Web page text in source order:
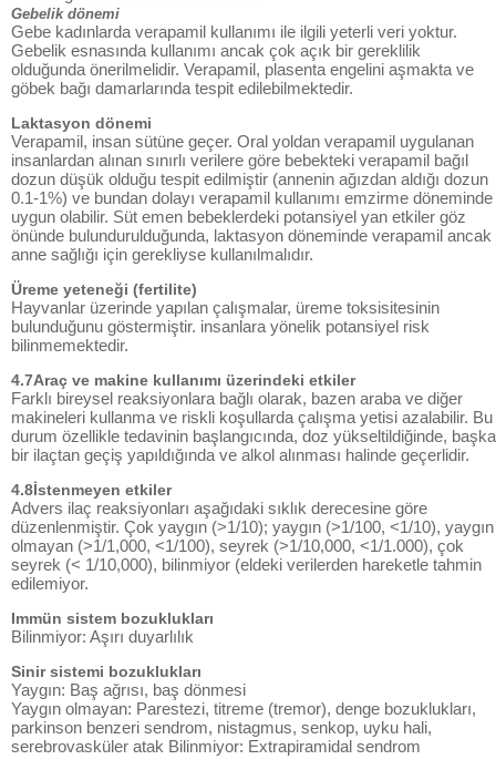
Gebelik dönemi
Gebe kadınlarda verapamil kullanımı ile ilgili yeterli veri yoktur.
Gebelik esnasında kullanımı ancak çok açık bir gereklilik
olduğunda önerilmelidir. Verapamil, plasenta engelini aşmakta ve
göbek bağı damarlarında tespit edilebilmektedir.
Laktasyon dönemi
Verapamil, insan sütüne geçer. Oral yoldan verapamil uygulanan
insanlardan alınan sınırlı verilere göre bebekteki verapamil bağıl
dozun düşük olduğu tespit edilmiştir (annenin ağızdan aldığı dozun
0.1-1%) ve bundan dolayı verapamil kullanımı emzirme döneminde
uygun olabilir. Süt emen bebeklerdeki potansiyel yan etkiler göz
önünde bulundurulduğunda, laktasyon döneminde verapamil ancak
anne sağlığı için gerekliyse kullanılmalıdır.
Üreme yeteneği (fertilite)
Hayvanlar üzerinde yapılan çalışmalar, üreme toksisitesinin
bulunduğunu göstermiştir. insanlara yönelik potansiyel risk
bilinmemektedir.
4.7Araç ve makine kullanımı üzerindeki etkiler
Farklı bireysel reaksiyonlara bağlı olarak, bazen araba ve diğer
makineleri kullanma ve riskli koşullarda çalışma yetisi azalabilir. Bu
durum özellikle tedavinin başlangıcında, doz yükseltildiğinde, başka
bir ilaçtan geçiş yapıldığında ve alkol alınması halinde geçerlidir.
4.8İstenmeyen etkiler
Advers ilaç reaksiyonları aşağıdaki sıklık derecesine göre
düzenlenmiştir. Çok yaygın (>1/10); yaygın (>1/100, <1/10), yaygın
olmayan (>1/1,000, <1/100), seyrek (>1/10,000, <1/1.000), çok
seyrek (< 1/10,000), bilinmiyor (eldeki verilerden hareketle tahmin
edilemiyor.
Immün sistem bozuklukları
Bilinmiyor: Aşırı duyarlılık
Sinir sistemi bozuklukları
Yaygın: Baş ağrısı, baş dönmesi
Yaygın olmayan: Parestezi, titreme (tremor), denge bozuklukları,
parkinson benzeri sendrom, nistagmus, senkop, uyku hali,
serebrovasküler atak Bilinmiyor: Extrapiramidal sendrom